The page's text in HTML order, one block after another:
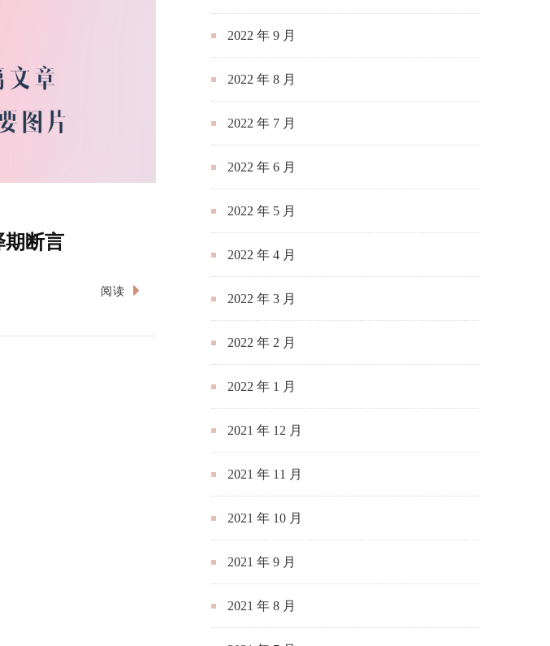
期断言
阅读
2022 年 9 月
2022 年 8 月
2022 年 7 月
2022 年 6 月
2022 年 5 月
2022 年 4 月
2022 年 3 月
2022 年 2 月
2022 年 1 月
2021 年 12 月
2021 年 11 月
2021 年 10 月
2021 年 9 月
2021 年 8 月